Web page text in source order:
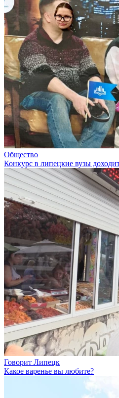
Общество
Конкурс в липецкие вузы
Говорит Липецк
Какое варенье вы любите?